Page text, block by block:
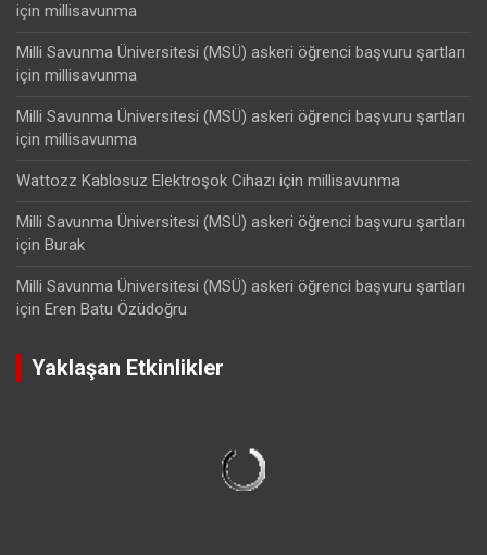
için millisavunma
Milli Savunma Üniversitesi (MSÜ) askeri öğrenci başvuru şartları
için millisavunma
Milli Savunma Üniversitesi (MSÜ) askeri öğrenci başvuru şartları
için millisavunma
Wattozz Kablosuz Elektroşok Cihazı için millisavunma
Milli Savunma Üniversitesi (MSÜ) askeri öğrenci başvuru şartları
için Burak
Milli Savunma Üniversitesi (MSÜ) askeri öğrenci başvuru şartları
için Eren Batu Özüdoğru
Yaklaşan Etkinlikler